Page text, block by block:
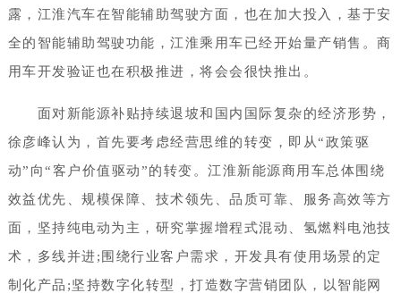
露，江淮汽车在智能辅助驾驶方面，也在加大投入，基于安
全的智能辅助驾驶功能，江淮乘用车已经开始量产销售。商
用车开发验证也在积极推进，将会会很快推出。
面对新能源补贴持续退坡和国内国际复杂的经济形势，
徐彦峰认为，首先要考虑经营思维的转变，即从“政策驱
动”向“客户价值驱动”的转变。江淮新能源商用车总体围绕
效益优先、规模保障、技术领先、品质可靠、服务高效等方
面，坚持纯电动为主，研究掌握增程式混动、氢燃料电池技
术，多线并进;围绕行业客户需求，开发具有使用场景的定
制化产品;坚持数字化转型，打造数字营销团队，以智能网